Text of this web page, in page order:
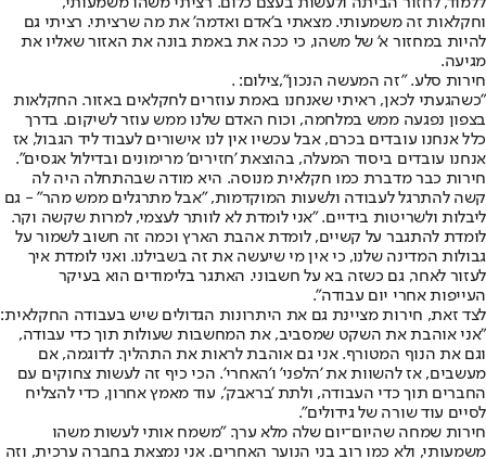
וחקלאות זה משמעותי. מצאתי ב'אדם ואדמה' את מה שרציתי. רציתי גם
להיות במחזור א' של משהו, כי ככה את באמת בונה את האזור שאליו את
מגיעה.
חירות סלע. "זה המעשה הנכון",צילום: .
"כשהגעתי לכאן, ראיתי שאנחנו באמת עוזרים לחקלאים באזור. החקלאות
בצפון נפגעה ממש במלחמה, וכוח האדם שלנו ממש עוזר לשיקום. בדרך
כלל אנחנו עובדים בכרם, אבל עכשיו אין לנו אישורים לעבוד ליד הגבול, אז
אנחנו עובדים ביסוד המעלה, בהוצאת 'חזירים' מרימונים ובדילול אגסים".
חירות כבר מדברת כמו חקלאית מנוסה. היא מודה שבהתחלה היה לה
קשה להתרגל לעבודה ולשעות המוקדמות, "אבל מתרגלים ממש מהר" - גם
ליבלות ולשריטות בידיים. "אני לומדת לא לוותר לעצמי, למרות שקשה וקר.
לומדת להתגבר על קשיים, לומדת אהבת הארץ וכמה זה חשוב לשמור על
גבולות המדינה שלנו, כי אין מי שיעשה את זה בשבילנו. ואני לומדת איך
לעזור לאחר, גם כשזה בא על חשבוני. האתגר בלימודים הוא בעיקר
העייפות אחרי יום עבודה".
לצד זאת, חירות מציינת גם את היתרונות הגדולים שיש בעבודה החקלאית:
"אני אוהבת את השקט שמסביב, את המחשבות שעולות תוך כדי עבודה,
וגם את הנוף המטורף. אני גם אוהבת לראות את התהליך. לדוגמה, אם
מעשבים, אז להשוות את 'הלפני' ו'האחרי'. הכי כיף זה לעשות צחוקים עם
החברים תוך כדי העבודה, ולתת 'בראבק', עוד מאמץ אחרון, כדי להצליח
לסיים עוד שורה של גידולים".
חירות שמחה שהיום־יום שלה מלא ערך. "משמח אותי לעשות משהו
משמעותי, ולא כמו רוב בני הנוער האחרים. אני נמצאת בחברה ערכית, וזה